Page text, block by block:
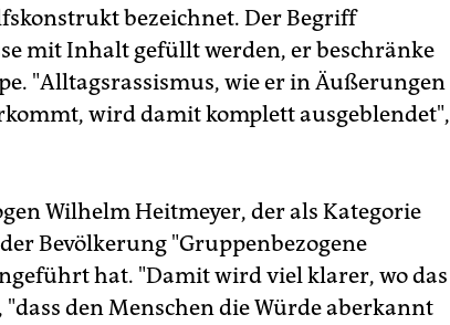
bezeichnet. Der Begriff
mit Inhalt gefüllt werden, er beschränke
"Alltagsrassismus, wie er in Äußerungen
wird damit komplett ausgeblendet",
Wilhelm Heitmeyer, der als Kategorie
Bevölkerung "Gruppenbezogene
hat. "Damit wird viel klarer, wo das
den Menschen die Würde aberkannt